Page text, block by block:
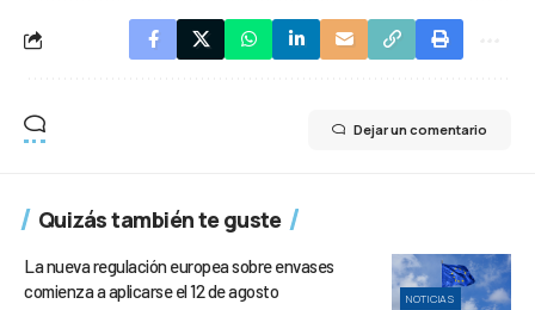
Dejar un comentario
Quizás también te guste
NOTICIAS
La nueva regulación europea sobre envases
comienza a aplicarse el 12 de agosto